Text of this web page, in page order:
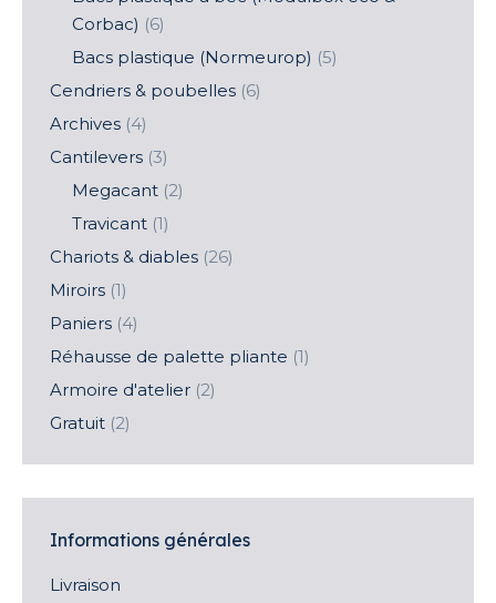
Corbac) (6)
Bacs plastique (Normeurop) (5)
Cendriers & poubelles (6)
Archives (4)
Cantilevers (3)
Megacant (2)
Travicant (1)
Chariots & diables (26)
Miroirs (1)
Paniers (4)
Réhausse de palette pliante (1)
Armoire d'atelier (2)
Gratuit (2)
Informations générales
Livraison